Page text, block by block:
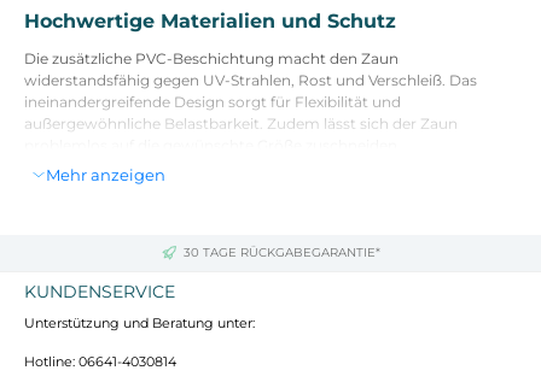
Hochwertige Materialien und Schutz
Die zusätzliche PVC-Beschichtung macht den Zaun
widerstandsfähig gegen UV-Strahlen, Rost und Verschleiß. Das
ineinandergreifende Design sorgt für Flexibilität und
außergewöhnliche Belastbarkeit. Zudem lässt sich der Zaun
Material: Verzinkter Stahl mit PVC-Beschichtung
Maschenweite: 75 x 50 mm (L x B)
Hauptdraht-Durchmesser: 1,5 mm Stahldraht, 1,9 mm inklusive
Pfosten-Durchmesser x Höhe: 32 mm x 1,72 m
Mehr anzeigen
30 TAGE RÜCKGABEGARANTIE*
KUNDENSERVICE
Unterstützung und Beratung unter:
Hotline: 06641-4030814